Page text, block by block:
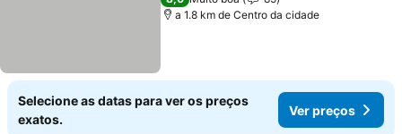
a 1.8 km de Centro da cidade
Selecione as datas para ver os preços
exatos.
Ver preços